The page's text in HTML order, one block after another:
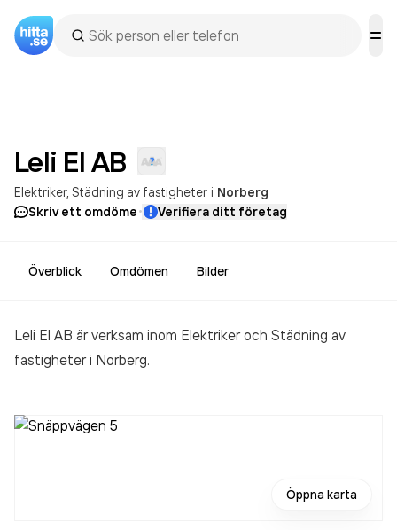
Leli El AB
Elektriker Städning av fastigheter i Norberg
Skriv ett omdöme· Verifiera ditt företag
Överblick Omdömen Bilder
Leli El AB är verksam inom Elektriker och Städning av
fastigheteri Norberg.
Öppna karta